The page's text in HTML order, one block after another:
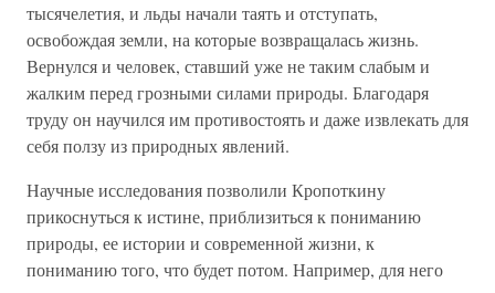
тысячелетия, и льды начали таять и отступать,
освобождая земли, на которые возвращалась жизнь.
Вернулся и человек, ставший уже не таким слабым и
жалким перед грозными силами природы. Благодаря
труду он научился им противостоять и даже извлекать для
себя ползу из природных явлений.
Научные исследования позволили Кропоткину
прикоснуться к истине, приблизиться к пониманию
природы, ее истории и современной жизни, к
пониманию того, что будет потом. Например, для него